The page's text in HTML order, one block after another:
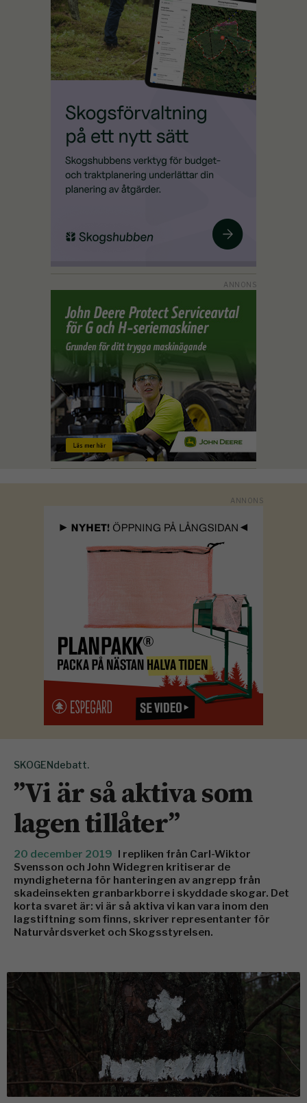
SKOGENdebatt.
”Vi är så aktiva som
lagen tillåter”
20 december 2019 I repliken från Carl-Wiktor
Svensson och John Widegren kritiserar de
myndigheterna för hanteringen av angrepp från
skadeinsekten granbarkborre i skyddade skogar. Det
korta svaret är: vi är så aktiva vi kan vara inom den
lagstiftning som finns, skriver representanter för
Naturvårdsverket och Skogsstyrelsen.